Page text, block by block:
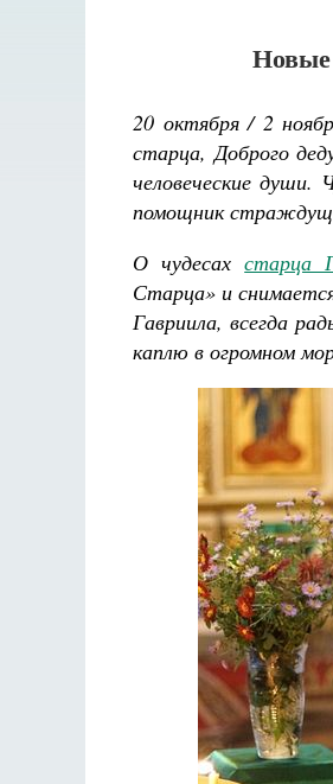
Новые
20 октября / 2
старца, Доброго
человеческие
помощник
О чудесахстарца
Старца» и
Гавриила, всегда
каплю в огромном
Разлуки не будет
Фредерика де